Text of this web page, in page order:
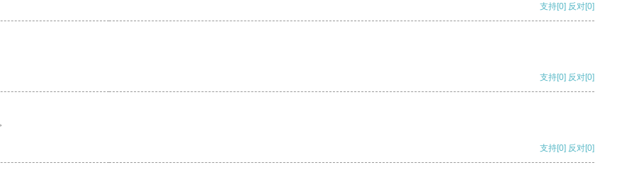
支持[0] 反对[0]
支持[0] 反对[0]
支持[0] 反对[0]